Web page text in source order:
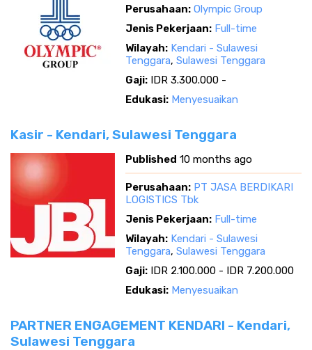
Perusahaan: Olympic Group
Jenis Pekerjaan: Full-time
Wilayah: Kendari - Sulawesi
Tenggara, Sulawesi Tenggara
Gaji: IDR 3.300.000 -
Edukasi: Menyesuaikan
Kasir - Kendari, Sulawesi Tenggara
Published 10 months ago
Perusahaan: PT JASA BERDIKARI
LOGISTICS Tbk
Jenis Pekerjaan: Full-time
Wilayah: Kendari - Sulawesi
Tenggara, Sulawesi Tenggara
Gaji: IDR 2.100.000 - IDR 7.200.000
Edukasi: Menyesuaikan
PARTNER ENGAGEMENT KENDARI - Kendari,
Sulawesi Tenggara